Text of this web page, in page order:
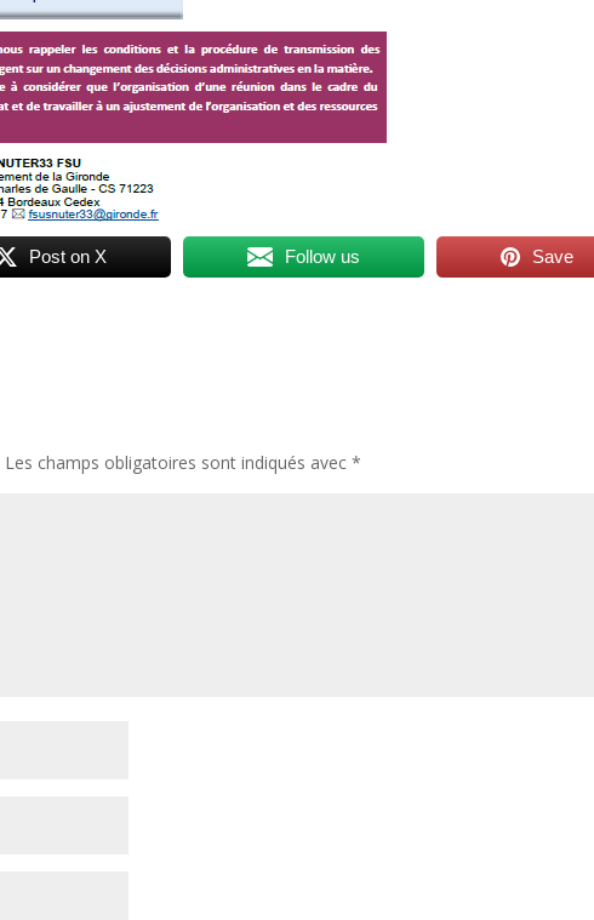
Post on X Follow us Save
Les champs obligatoires sont indiqués avec*